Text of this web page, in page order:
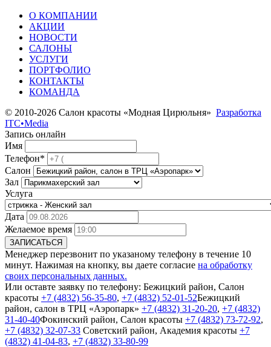
О КОМПАНИИ
АКЦИИ
НОВОСТИ
САЛОНЫ
УСЛУГИ
ПОРТФОЛИО
КОНТАКТЫ
КОМАНДА
© 2010-2026 Салон красоты «Модная Цирюльня» Разработка
ITC•Media
Запись онлайн
Имя
Телефон*
Салон
Зал
Услуга
Дата
Желаемое время
ЗАПИСАТЬСЯ
Менеджер перезвонит по указаному телефону в течение 10
минут. Нажимая на кнопку, вы даете согласие на обработку
своих персональных данных.
Или оставте заявку по телефону: Бежицкий район, Салон
красоты +7 (4832) 56-35-80, +7 (4832) 52-01-52Бежицкий
район, салон в ТРЦ «Аэропарк» +7 (4832) 31-20-20, +7 (4832)
31-40-40Фокинский район, Салон красоты +7 (4832) 73-72-92,
+7 (4832) 32-07-33 Cоветский район, Академия красоты +7
(4832) 41-04-83, +7 (4832) 33-80-99